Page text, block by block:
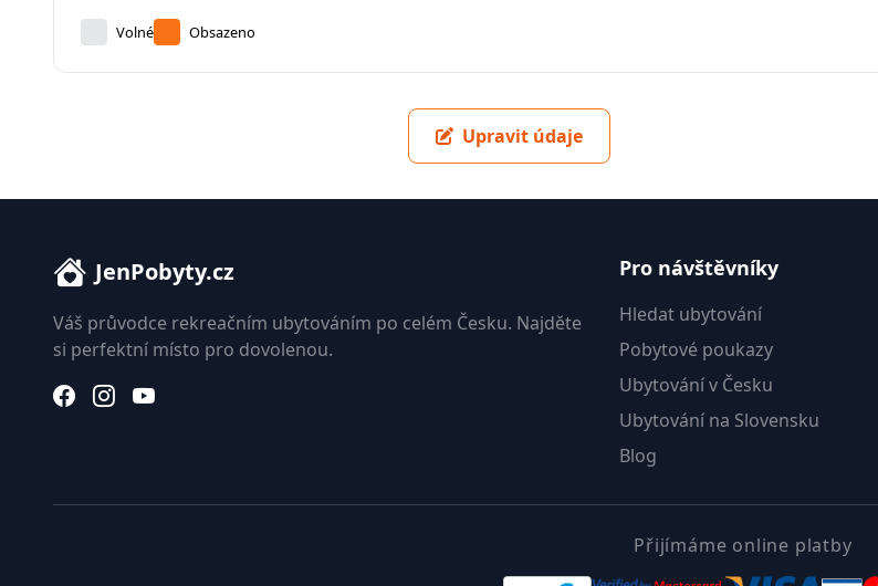
Volné Obsazeno
Upravit údaje
JenPobyty.cz
Váš průvodce rekreačním ubytováním po celém Česku. Najděte
si perfektní místo pro dovolenou.
Pro návštěvníky
Hledat ubytování
Pobytové poukazy
Ubytování v Česku
Ubytování na Slovensku
Blog
Přijímáme online platby